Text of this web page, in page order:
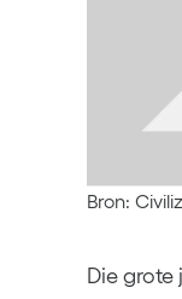
Bron:
Die